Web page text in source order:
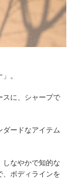
。
スに、シャープで
ードなアイテム
しなやかで知的な
、ボディラインを